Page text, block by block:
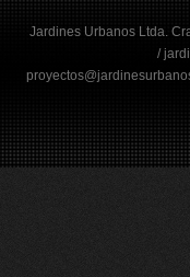
Jardines Urbanos Ltda.
/